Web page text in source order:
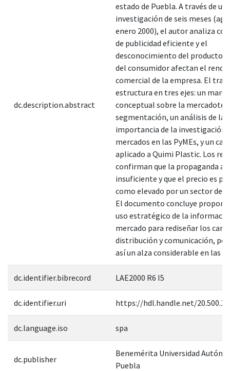
dc.description.abstract
estado de Puebla. A través de
investigación de seis meses
enero 2000), el autor analiza
de publicidad eficiente y el
desconocimiento del producto
del consumidor afectan el
comercial de la empresa. El
estructura en tres ejes: un marco
conceptual sobre la
segmentación, un análisis de la
importancia de la investigación
mercados en las PyMEs, y un
aplicado a Quimi Plastic. Los
confirman que la propaganda
insuficiente y que el precio es
como elevado por un sector del
El documento concluye
uso estratégico de la
mercado para rediseñar los
distribución y comunicación,
así un alza considerable en las
dc.identifier.bibrecord LAE2000 R6 I5
dc.identifier.uri https://hdl.handle.net/
dc.language.iso spa
dc.publisher
Benemérita Universidad
Puebla